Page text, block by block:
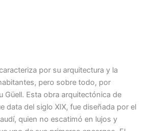
por su arquitectura y la
pero sobre todo, por
Güell. Esta obra arquitectónica de
data del siglo XIX, fue diseñada por el
quien no escatimó en lujos y